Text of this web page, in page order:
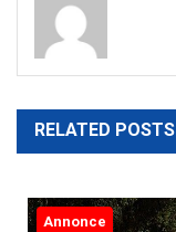
RELATED POSTS
Annonce